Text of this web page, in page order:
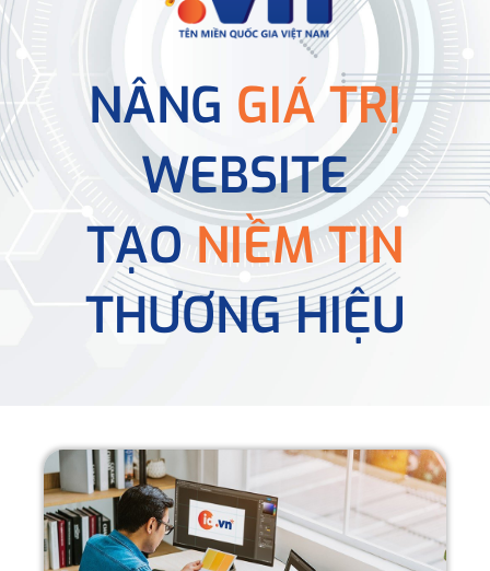
NÂNG GIÁ TRỊ
WEBSITE
TẠONIỀM TIN
THƯƠNG HIỆU